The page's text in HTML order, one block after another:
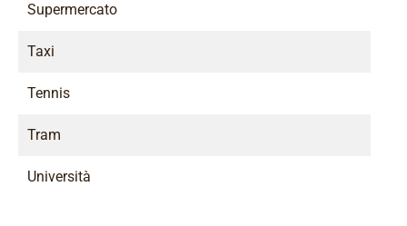
Supermercato
Taxi
Tennis
Tram
Università